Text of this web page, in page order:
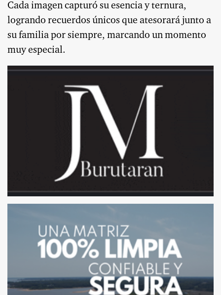
Cada imagen capturó su esencia y ternura,
logrando recuerdos únicos que atesorará junto a
su familia por siempre, marcando un momento
muy especial.